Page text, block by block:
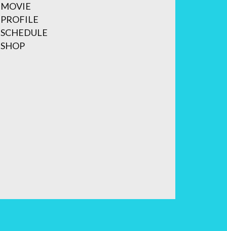
MOVIE
PROFILE
SCHEDULE
SHOP